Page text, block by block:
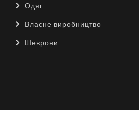
Одяг
Власне виробництво
Шеврони